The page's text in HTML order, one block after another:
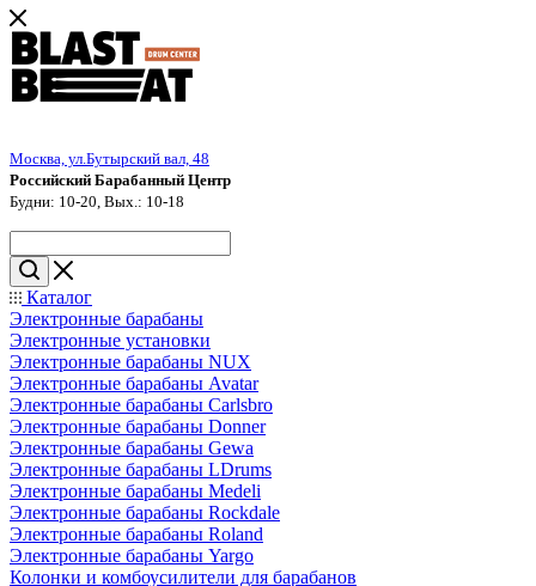
Москва, ул.Бутырский вал, 48
Российский Барабанный Центр
Будни: 10-20, Вых.: 10-18
Каталог
Электронные барабаны
Электронные установки
Электронные барабаны NUX
Электронные барабаны Avatar
Электронные барабаны Carlsbro
Электронные барабаны Donner
Электронные барабаны Gewa
Электронные барабаны LDrums
Электронные барабаны Medeli
Электронные барабаны Rockdale
Электронные барабаны Roland
Электронные барабаны Yargo
Колонки и комбоусилители для барабанов